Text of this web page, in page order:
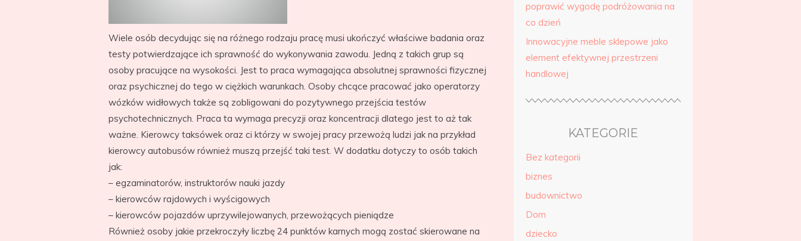
Wiele osób decydując się na różnego rodzaju pracę musi ukończyć właściwe badania oraz
testy potwierdzające ich sprawność do wykonywania zawodu. Jedną z takich grup są
osoby pracujące na wysokości. Jest to praca wymagająca absolutnej sprawności fizycznej
oraz psychicznej do tego w ciężkich warunkach. Osoby chcące pracować jako operatorzy
wózków widłowych także są zobligowani do pozytywnego przejścia testów
psychotechnicznych. Praca ta wymaga precyzji oraz koncentracji dlatego jest to aż tak
ważne. Kierowcy taksówek oraz ci którzy w swojej pracy przewożą ludzi jak na przykład
kierowcy autobusów również muszą przejść taki test. W dodatku dotyczy to osób takich
jak:
– egzaminatorów, instruktorów nauki jazdy
– kierowców rajdowych i wyścigowych
– kierowców pojazdów uprzywilejowanych, przewożących pieniądze
Również osoby jakie przekroczyły liczbę 24 punktów karnych mogą zostać skierowane na
poprawić wygodę podróżowania na
co dzień
Innowacyjne meble sklepowe jako
element efektywnej przestrzeni
handlowej
KATEGORIE
Bez kategorii
biznes
budownictwo
Dom
dziecko